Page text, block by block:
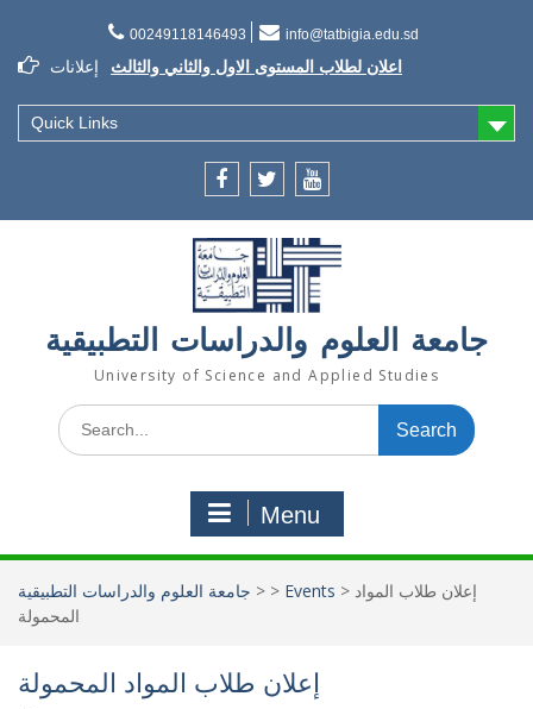
content
00249118146493 info@tatbigia.edu.sd
إعلانات
اعلان لطلاب المستوى الاول والثاني والثالث
Quick Links
جامعة العلوم والدراسات التطبيقية
University of Science and Applied Studies
Search
for:
Menu
جامعة العلوم والدراسات التطبيقية > > Events > إعلان طلاب المواد
المحمولة
إعلان طلاب المواد المحمولة